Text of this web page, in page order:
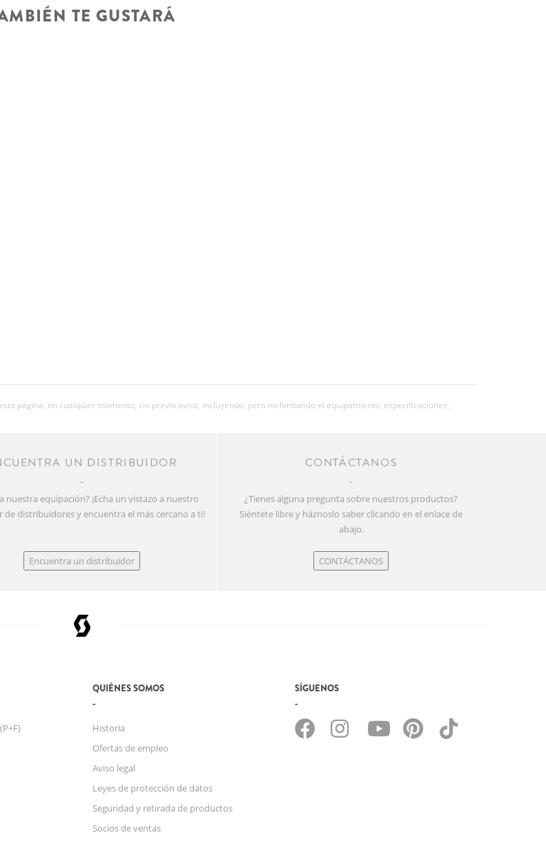
TE GUSTARÁ
página, en cualquier momento, sin previo aviso, incluyendo, pero no limitando el equipamiento, especificaciones,
UN DISTRIBUIDOR
nuestra equipación? ¡Echa un vistazo a nuestro
de distribuidores y encuentra el más cercano a ti!
Encuentra un distribuidor
CONTÁCTANOS
¿Tienes alguna pregunta sobre nuestros productos?
Siéntete libre y háznoslo saber clicando en el enlace de
abajo.
CONTÁCTANOS
QUIÉNES SOMOS
Historia
Ofertas de empleo
Aviso legal
Leyes de protección de datos
Seguridad y retirada de productos
Socios de ventas
SÍGUENOS